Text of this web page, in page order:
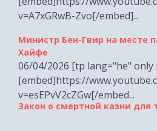
Министр Бен-Гвир на месте
06/04/2026 [tp lang="he"
[embed]https://
v=esEPvV2cZGw[/embed...
Закон о смертной казни для
29/03/2026 [tp lang="he" only
[embed]https://